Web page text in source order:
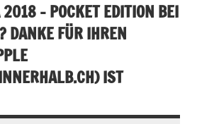
– POCKET EDITION BEI
DANKE FÜR IHREN
) IST